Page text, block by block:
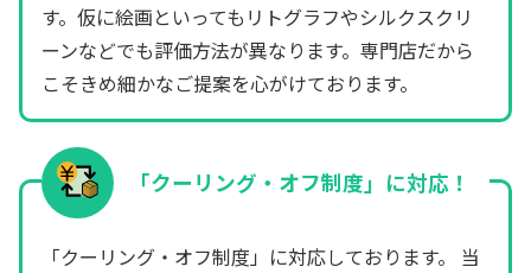
す。仮に絵画といってもリトグラフやシルクスクリ
ーンなどでも評価方法が異なります。専門店だから
こそきめ細かなご提案を心がけております。
「クーリング・オフ制度」に対応！
「クーリング・オフ制度」に対応しております。 当